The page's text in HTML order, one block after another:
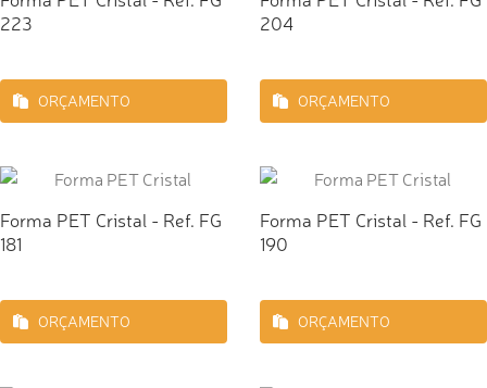
223
ORÇAMENTO
204
ORÇAMENTO
Forma PET Cristal - Ref. FG
181
ORÇAMENTO
Forma PET Cristal - Ref. FG
190
ORÇAMENTO